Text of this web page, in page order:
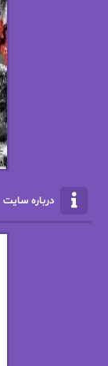
الناز محمدی
درباره سایت